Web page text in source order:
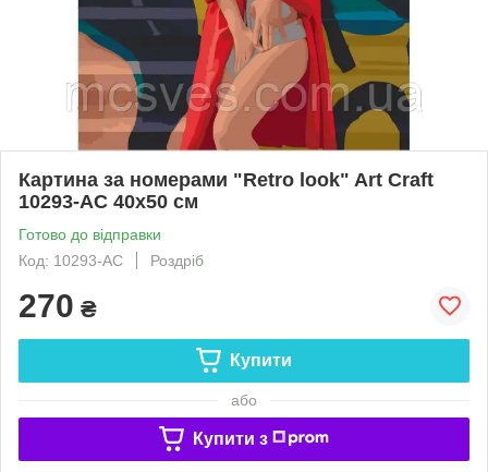
Картина за номерами "Retro look" Art Craft
10293-AC 40х50 см
Готово до відправки
Код: 10293-AC
Роздріб
270 ₴
Купити
або
Купити з